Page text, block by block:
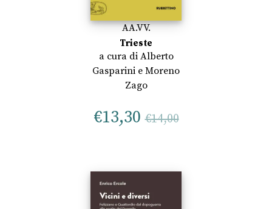
AA.VV.
Trieste
a cura di Alberto
Gasparini e Moreno
Zago
€13,30 €14,00